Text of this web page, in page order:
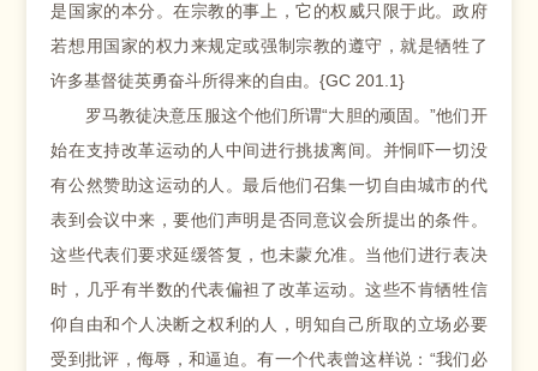
是国家的本分。在宗教的事上，它的权威只限于此。政府
若想用国家的权力来规定或强制宗教的遵守，就是牺牲了
许多基督徒英勇奋斗所得来的自由。{GC 201.1}
罗马教徒决意压服这个他们所谓“大胆的顽固。”他们开
始在支持改革运动的人中间进行挑拔离间。并恫吓一切没
有公然赞助这运动的人。最后他们召集一切自由城市的代
表到会议中来，要他们声明是否同意议会所提出的条件。
这些代表们要求延缓答复，也未蒙允准。当他们进行表决
时，几乎有半数的代表偏袒了改革运动。这些不肯牺牲信
仰自由和个人决断之权利的人，明知自己所取的立场必要
受到批评，侮辱，和逼迫。有一个代表曾这样说：“我们必